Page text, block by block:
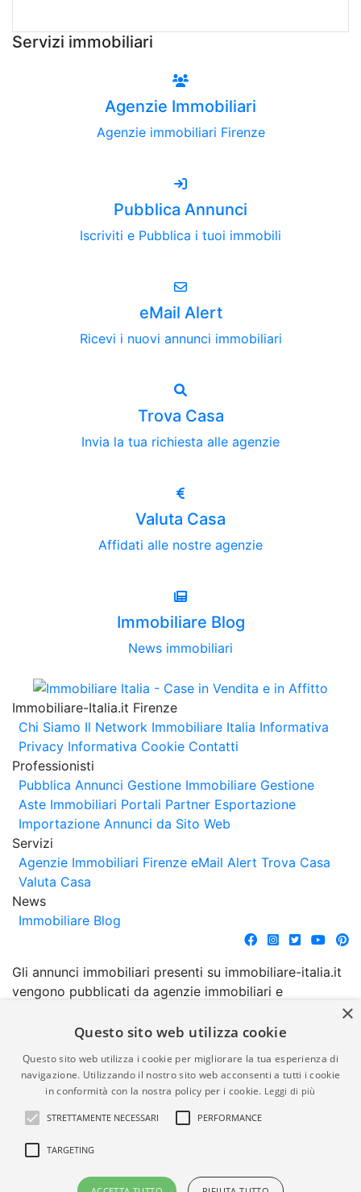
Servizi immobiliari
Agenzie Immobiliari
Agenzie immobiliari Firenze
Pubblica Annunci
Iscriviti e Pubblica i tuoi immobili
eMail Alert
Ricevi i nuovi annunci immobiliari
Trova Casa
Invia la tua richiesta alle agenzie
Valuta Casa
Affidati alle nostre agenzie
Immobiliare Blog
News immobiliari
Immobiliare-Italia.it Firenze
Chi Siamo Il Network Immobiliare Italia Informativa
Privacy Informativa Cookie Contatti
Professionisti
Pubblica Annunci Gestione Immobiliare Gestione
Aste Immobiliari Portali Partner Esportazione
Importazione Annunci da Sito Web
Servizi
Agenzie Immobiliari Firenze eMail Alert Trova Casa
Valuta Casa
News
Immobiliare Blog
Gli annunci immobiliari presenti su immobiliare-italia.it
vengono pubblicati da agenzie immobiliari e
comporta l'approvazione o l'avallo da parte di
garanzia da parte di quest'ultima. immobiliare-italia.it
quindi non è responsabile della veridicità, della
correttezza, della completezza, della normativa in
materia di privacy e/o di alcun altro aspetto dei
suddetti annunci.
© Copyright 2007 - 2026
Powered by
×
Questo sito web utilizza cookie
Questo sito web utilizza i cookie per migliorare la tua esperienza di
navigazione. Utilizzando il nostro sito web acconsenti a tutti i cookie
in conformità con la nostra policy per i cookie. Leggi di più
STRETTAMENTE NECESSARI PERFORMANCE
TARGETING